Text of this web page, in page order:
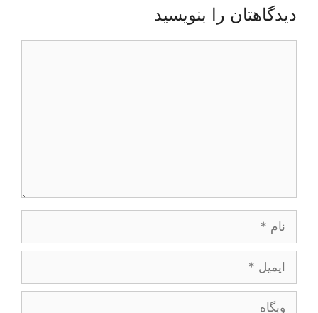
دیدگاهتان را بنویسید
وبگاه